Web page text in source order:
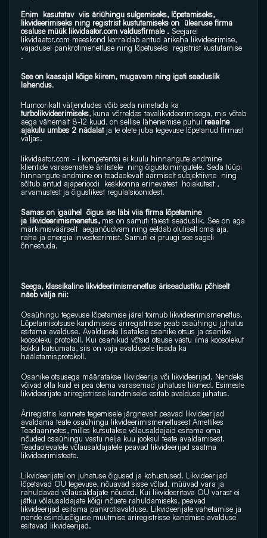
Enim  kasutatav  viis äriühingu sulgemiseks, lõpetamiseks,
likvideerimiseks ning registrist kustutamiseks on  ülearuse firma
osaluse müük likvidaator.com valdusfirmale .
likvidaator.com meeskond korraldab antud ärikeha likvideerimise,
vajadusel pankrotimenetluse ning lõpetuseks  registrist kustutamise
.
See on kaasajal kõige kiirem, mugavam ning igati seaduslik
lahendus.
Humoorikalt väljendudes võib seda nimetada ka
turbolikvideerimiseks, kuna võrreldes tavalikvideerimisega, mis võtab
aega vähemalt 8-12 kuud, on sellise lähenemise puhul reaalne
ajakulu umbes 2 nädalat ja te olete juba tegevuse lõpetanud firmast
väljas.
likvidaator.com - i kompetentsi ei kuulu hinnangute andmine
klientide varasematele ärilistele  ning õigustoimingutele. Seda tüüpi
hinnangute andmine on teadaolevalt äärmiselt subjektiivne  ning
sõltub antud ajaperioodi  keskkonna erinevatest  hoiakutest ,
arvamustest ja õiguslikest regulatsioonidest.
Samas on igaühel  õigus ise läbi viia firma lõpetamine
ja likvideerimismenetus, mis on samuti täiesti seaduslik. See on aga
märkimisväärselt  aeganõudvam ning eeldab oluliselt oma aja,
raha ja energia investeerimist. Samuti ei pruugi see sageli
õnnestuda.
Seega, klassikaline likvideerimismenetlus äriseadustiku põhiselt
näeb välja nii:
Osaühingu tegevuse lõpetamise järel toimub likvideerimismenetlus.
Lõpetamisotsuse kandmiseks äriregistrisse peab osaühingu juhatus
esitama avalduse. Avaldusele lisatakse osanike otsus ja osanike
koosoleku protokoll. Kui osanikud võtsid otsuse vastu ilma koosolekut
kokku kutsumata, siis on vaja avaldusele lisada ka
hääletamisprotokoll.
Osanike otsusega määratakse likvideerija või likvideerijad. Nendeks
võivad olla kuid ei pea olema varasemad juhatuse liikmed. Esimeste
likvideerijate äriregistrisse kandmiseks esitab avalduse juhatus.
Äriregistris kannete tegemisele järgnevalt peavad likvideerijad
avaldama teate osaühingu likvideerimismenetlusest Ametlikes
Teadaannetes, milles kutsutakse võlausaldajaid esitama oma
nõuded osaühingu vastu nelja kuu jooksul teate avaldamisest.
Teadaolevatele võlausaldajatele peavad likvideerijad saatma
likvideerimisteate.
Likvideerijatel on juhatuse õigused ja kohustused. Likvideerijad
lõpetavad OÜ tegevuse, nõuavad sisse võlad, müüvad vara ja
rahuldavad võlausaldajate nõuded. Kui likvideeritava OÜ varast ei
jätku võlausaldajate kõigi nõuete rahuldamiseks, peavad
likvideerijad esitama pankrotiavalduse. Likvideerijate vahetamise ja
nende esindusõiguse muutmise äriregistrisse kandmise avalduse
esitavad likvideerijad.